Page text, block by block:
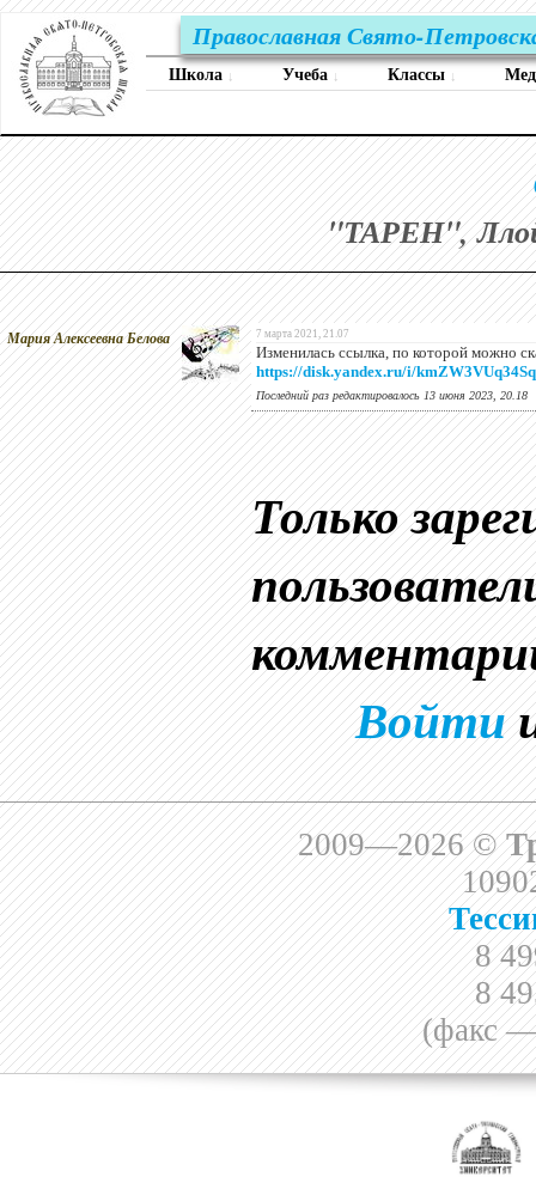
Православная Свято-
Школа ↓ Учеба ↓ Классы ↓
"ТАРЕН",
Мария Алексеевна Белова 7 марта 2021, 21.07
Изменилась ссылка, по которой можно
https://disk.yandex.ru/i/
Последний раз редактировалось 13 июня 2023, 20.18
Только
Войти
2009—2026 ©
8
8
(факс